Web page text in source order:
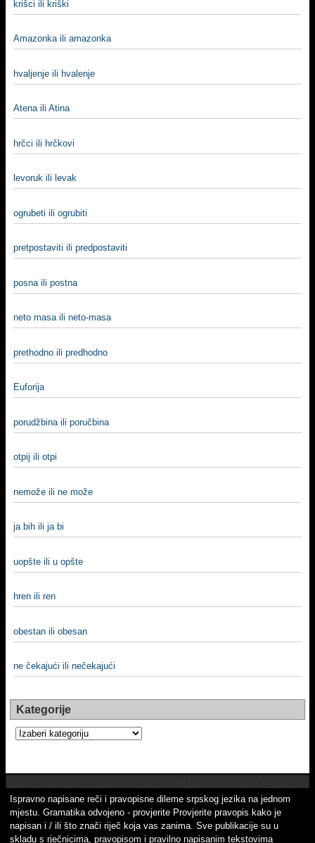
krišci ili kriški
Amazonka ili amazonka
hvalјenje ili hvalenje
Atena ili Atina
hrčci ili hrčkovi
levoruk ili levak
ogrubeti ili ogrubiti
pretpostaviti ili predpostaviti
posna ili postna
neto masa ili neto-masa
prethodno ili predhodno
Euforija
porudžbina ili poručbina
otpij ili otpi
nemože ili ne može
ja bih ili ja bi
uopšte ili u opšte
hren ili ren
obestan ili obesan
ne čekajući ili nečekajući
Kategorije
Kategorije
Ispravno napisane reči i pravopisne dileme srpskog jezika na jednom
mjestu. Gramatika odvojeno - provjerite Provjerite pravopis kako je
napisan i / ili što znači riječ koja vas zanima. Sve publikacije su u
skladu s rječnicima, pravopisom i pravilno napisanim tekstovima